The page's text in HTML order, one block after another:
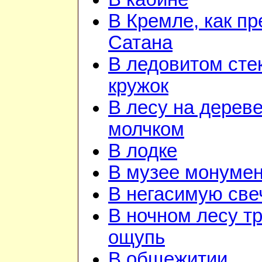
В Кремле, как
Сатана
В ледовитом
кружок
В лесу на
молчком
В лодке
В музее
В негасимую
В ночном лесу
ощупь